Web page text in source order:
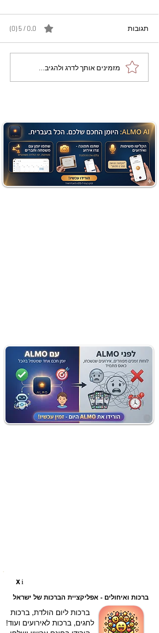
מתכון מנצח עוגת מייפל
שוקולד בחושה וקלה - זיוה
תגובות 0.0 / 5 ‏(0)
מזמינים אותך לדרג ולהגיב...
Xi
ברכות ואיחולים - אפליקציית הברכות של ישראל
ברכות ליום הולדת, ברכות
לחגים, ברכות לאירועים ועוד!